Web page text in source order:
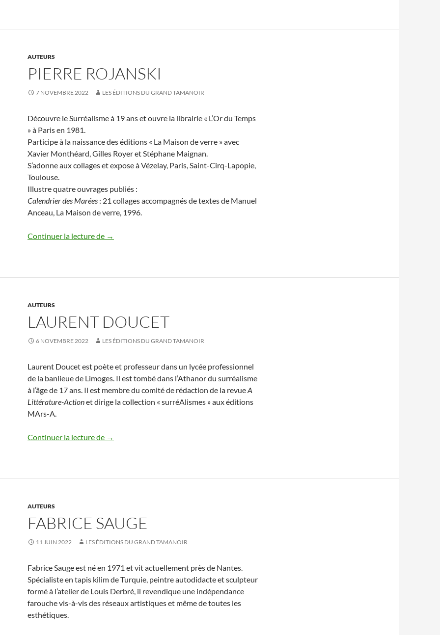
AUTEURS
PIERRE ROJANSKI
7 NOVEMBRE 2022 LES ÉDITIONS DU GRAND TAMANOIR
Découvre le Surréalisme à 19 ans et ouvre la librairie « L’Or du Temps
» à Paris en 1981.
Participe à la naissance des éditions « La Maison de verre » avec
Xavier Monthéard, Gilles Royer et Stéphane Maignan.
S’adonne aux collages et expose à Vézelay, Paris, Saint-Cirq-Lapopie,
Toulouse.
Illustre quatre ouvrages publiés :
Calendrier des Marées : 21 collages accompagnés de textes de Manuel
Anceau, La Maison de verre, 1996.
Continuer la lecture de Pierre Rojanski
→
AUTEURS
LAURENT DOUCET
6 NOVEMBRE 2022 LES ÉDITIONS DU GRAND TAMANOIR
Laurent Doucet est poète et professeur dans un lycée professionnel
de la banlieue de Limoges. Il est tombé dans l’Athanor du surréalisme
à l’âge de 17 ans. Il est membre du comité de rédaction de la revueA
Littérature-Actionet dirige la collection « surréAlismes » aux éditions
MArs-A.
Continuer la lecture de Laurent Doucet
→
AUTEURS
FABRICE SAUGE
11 JUIN 2022 LES ÉDITIONS DU GRAND TAMANOIR
Fabrice Sauge est né en 1971 et vit actuellement près de Nantes.
Spécialiste en tapis kilim de Turquie, peintre autodidacte et sculpteur
formé à l’atelier de Louis Derbré, il revendique une indépendance
farouche vis-à-vis des réseaux artistiques et même de toutes les
esthétiques.